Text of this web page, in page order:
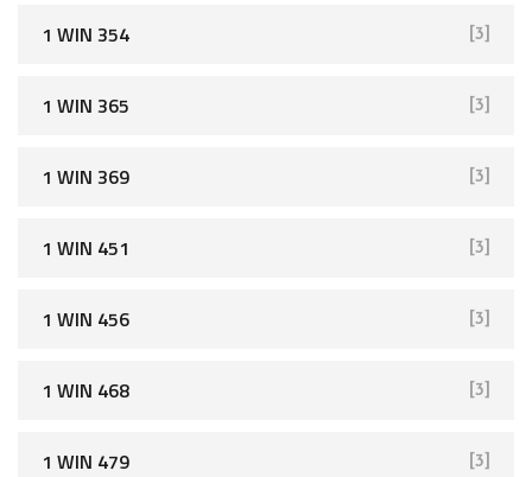
1 WIN 354 [3]
1 WIN 365 [3]
1 WIN 369 [3]
1 WIN 451 [3]
1 WIN 456 [3]
1 WIN 468 [3]
1 WIN 479 [3]